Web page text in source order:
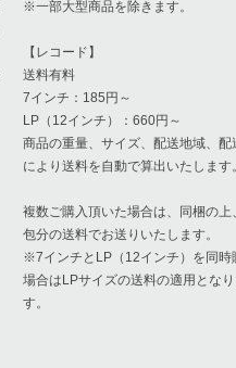
※一部大型商品を除きます。
【レコード】
送料有料
7インチ：185円～
LP（12インチ）：660円～
商品の重量、サイズ、配送地域、配
により送料を自動で算出いたします。
複数ご購入頂いた場合は、同梱の上
包分の送料でお送りいたします。
※7インチとLP（12インチ）を同時
場合はLPサイズの送料の適用となり
す。